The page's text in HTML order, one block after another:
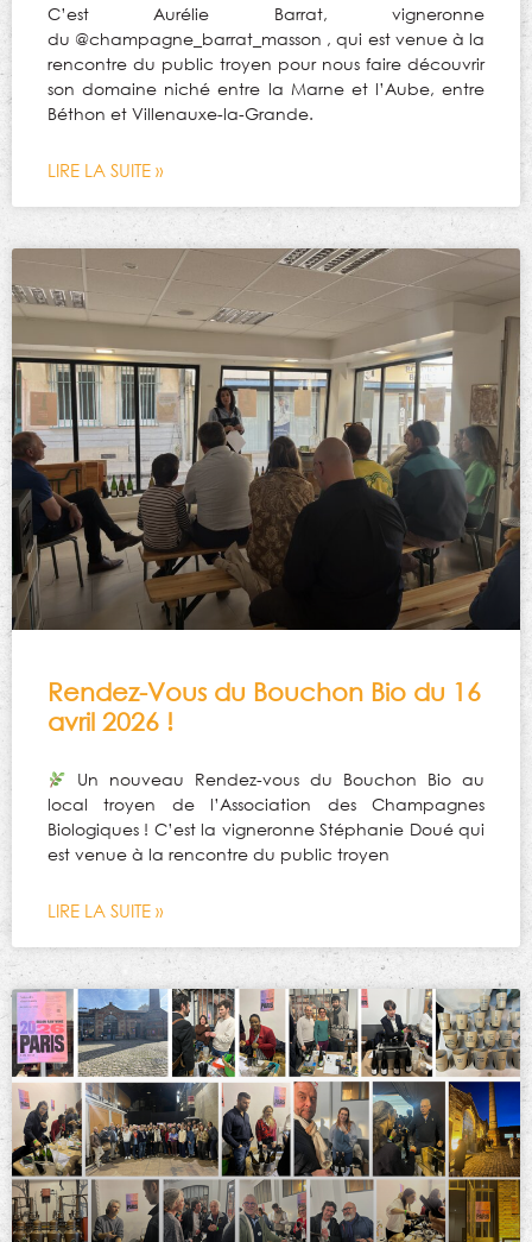
C’est Aurélie Barrat, vigneronne
du @champagne_barrat_masson , qui est venue à la
rencontre du public troyen pour nous faire découvrir
son domaine niché entre la Marne et l’Aube, entre
Béthon et Villenauxe-la-Grande.
LIRE LA SUITE »
Rendez-Vous du Bouchon Bio du 16
avril 2026 !
Un nouveau Rendez-vous du Bouchon Bio au
local troyen de l’Association des Champagnes
Biologiques ! C’est la vigneronne Stéphanie Doué qui
est venue à la rencontre du public troyen
LIRE LA SUITE »